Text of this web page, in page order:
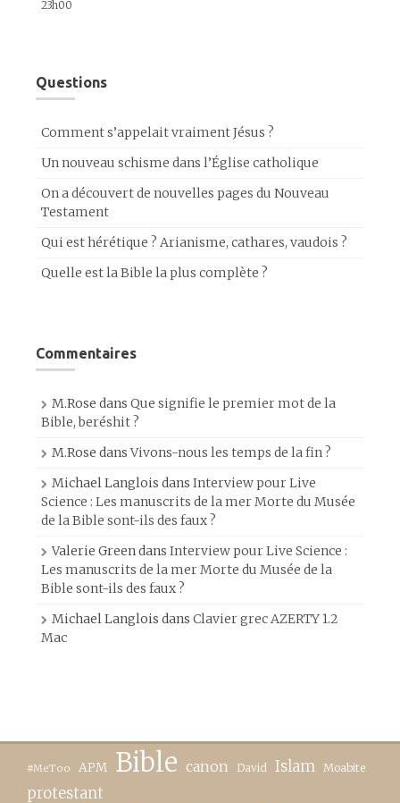
23h00
Questions
Comment s’appelait vraiment Jésus ?
Un nouveau schisme dans l’Église catholique
On a découvert de nouvelles pages du Nouveau
Testament
Qui est hérétique ? Arianisme, cathares, vaudois ?
Quelle est la Bible la plus complète ?
Commentaires
M.Rose dans Que signifie le premier mot de la
Bible, beréshit ?
M.Rose dansVivons-nous les temps de la fin ?
Michael Langlois dans Interview pour Live
Science : Les manuscrits de la mer Morte du Musée
de la Bible sont-ils des faux ?
Valerie Greendans Interview pour Live Science :
Les manuscrits de la mer Morte du Musée de la
Bible sont-ils des faux ?
Michael Langlois dans Clavier grec AZERTY 1.2
Mac
#MeToo APM Bible canon David Islam Moabite
protestant